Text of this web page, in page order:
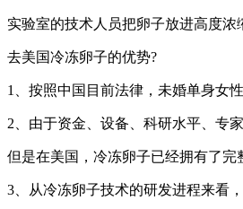
实验室的技术人员把卵子放进高度浓
去美国冷冻卵子的优势?
1、按照中国目前法律，未婚单身女
2、由于资金、设备、科研水平、专
但是在美国，冷冻卵子已经拥有了完
3、从冷冻卵子技术的研发进程来看